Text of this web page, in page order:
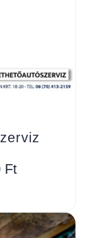
Ft